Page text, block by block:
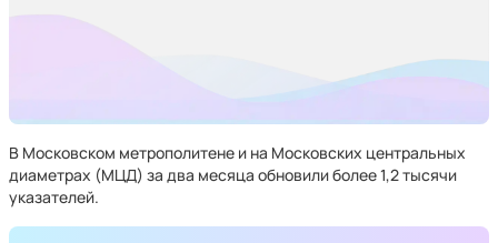
В Московском метрополитене и на Московских центральных
диаметрах (МЦД) за два месяца обновили более 1,2 тысячи
указателей.